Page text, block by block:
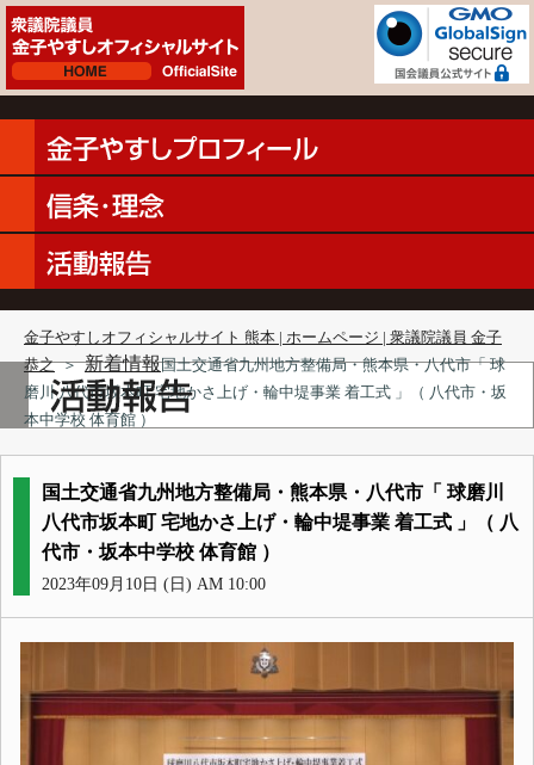
金子やすしオフィシャルサイト 熊本 | ホームページ | 衆議院議員 金子
恭之 ＞ 新着情報国土交通省九州地方整備局・熊本県・八代市「 球
磨川 八代市坂本町 宅地かさ上げ・輪中堤事業 着工式 」（ 八代市・坂
本中学校 体育館 ）
国土交通省九州地方整備局・熊本県・八代市「 球磨川
八代市坂本町 宅地かさ上げ・輪中堤事業 着工式 」（ 八
代市・坂本中学校 体育館 ）
2023年09月10日 (日) AM 10:00